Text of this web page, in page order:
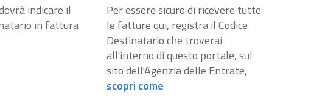
indicare il
in fattura
Per essere sicuro di ricevere tutte
le fatture qui, registra il Codice
Destinatario che troverai
all'interno di questo portale, sul
sito dell'Agenzia delle Entrate,
scopri come